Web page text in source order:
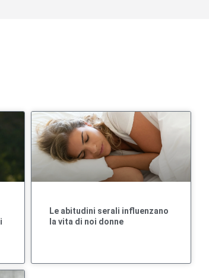
Le abitudini serali influenzano
la vita di noi donne